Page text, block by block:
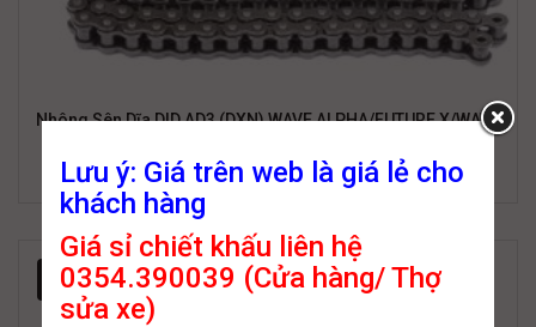
Nhông Sên Dĩa DID AD3 (DXN) WAVE ALPHA/FUTURE X/WAVE
414,000₫
366,000 ₫
-17%
Lưu ý: Giá trên web là giá lẻ cho
khách hàng
Giá sỉ chiết khấu liên hệ
0354.390039 (Cửa hàng/ Thợ
sửa xe)